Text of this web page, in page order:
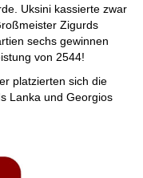
Uksini kassierte zwar
Zigurds
sechs gewinnen
von 2544!
platzierten sich die
Lanka und Georgios